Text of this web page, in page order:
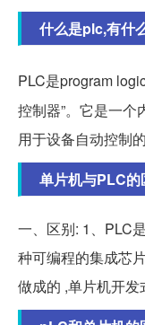
什么是plc,有什
PLC是program
控制器”。它是一个
用于设备自动控制
单片机与PLC的
一、区别: 1、PLC
种可编程的集成芯
做成的 ,单片机开发